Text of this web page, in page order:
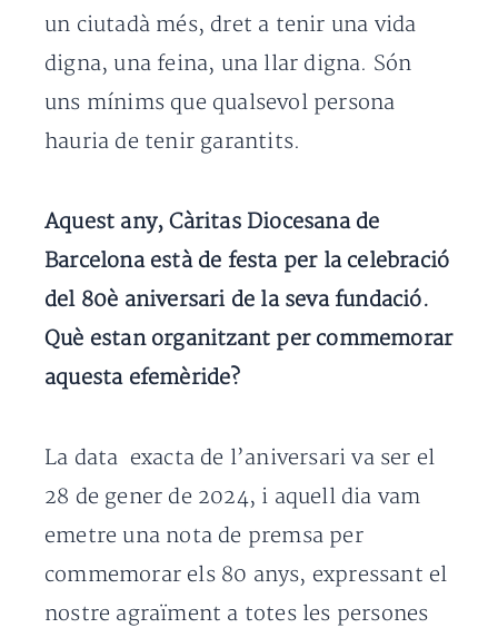
un ciutadà més, dret a tenir una vida
digna, una feina, una llar digna. Són
uns mínims que qualsevol persona
hauria de tenir garantits.
Aquest any, Càritas Diocesana de
Barcelona està de festa per la celebració
del 80è aniversari de la seva fundació.
Què estan organitzant per commemorar
aquesta efemèride?
La data exacta de l’aniversari va ser el
28 de gener de 2024, i aquell dia vam
emetre una nota de premsa per
commemorar els 80 anys, expressant el
nostre agraïment a totes les persones